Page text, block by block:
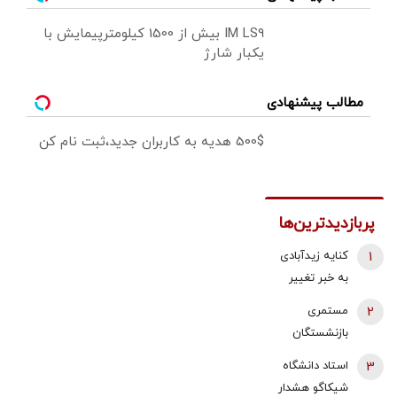
IM LS9 بیش از 1500 کیلومترپیمایش با
یکبار شارژ
مطالب پیشنهادی
500$ هدیه به کاربران جدید،ثبت نام کن
پربازدیدترین‌ها
کنایه زیدآبادی
به خبر تغییر
عالی امنیت
ملی/ انگار
محمدباقر خرازی
خیلی هم از
1
مستمری
بازنشستگان
تامین اجتماعی
در چه صورتی
2
استاد دانشگاه
شیکاگو هشدار
3